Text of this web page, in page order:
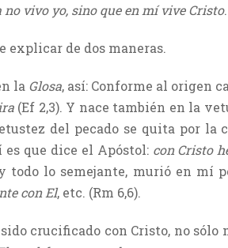
no vivo yo, sino que en mí vive Cristo.
explicar de dos maneras.
la Glosa, así: Conforme al origen
(Ef 2,3). Y nace también en la
del pecado se quita por
que dice el Apóstol: con Cristo
todo lo semejante, murió en mí
con El, etc. (Rm 6,6).
crucificado con Cristo, no